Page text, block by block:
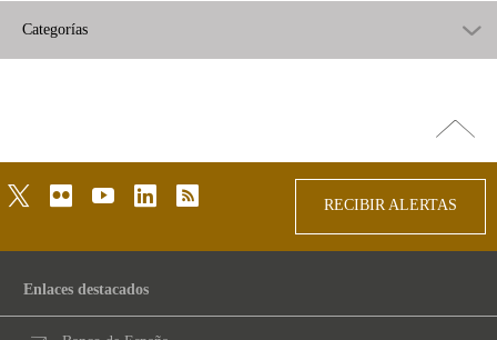
Categorías
arriba
twitterflickr youtubelinkedinrss
RECIBIR ALERTAS
Enlaces destacados